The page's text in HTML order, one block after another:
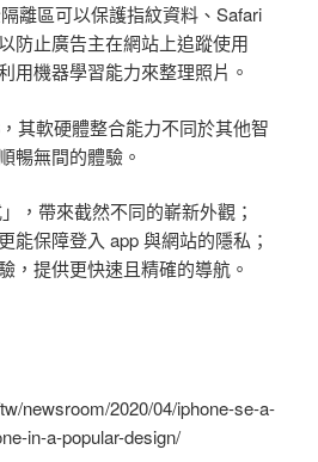
離區可以保護指紋資料、Safari
防止廣告主在網站上追蹤使用
用機器學習能力來整理照片。
其軟硬體整合能力不同於其他智
暢無間的體驗。
，帶來截然不同的嶄新外觀；
能保障登入 app 與網站的隱私；
，提供更快速且精確的導航。
newsroom/2020/04/iphone-se-a-
in-a-popular-design/